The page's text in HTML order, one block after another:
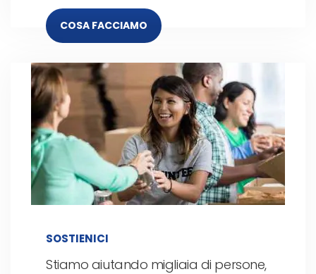
COSA FACCIAMO
SOSTIENICI
Stiamo aiutando migliaia di persone,